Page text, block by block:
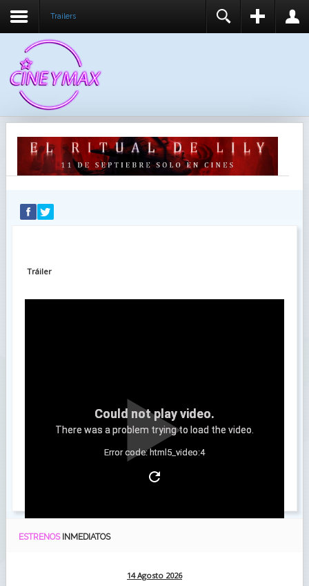
Trailers
RECUÉRDEME
IDENTIFICARSE
Tráiler
Could not play video.
There was a problem trying to load the video.
Error code: html5_video:4
Toda la información de la película la encuentras
ESTRENOS INMEDIATOS
14 Agosto 2026